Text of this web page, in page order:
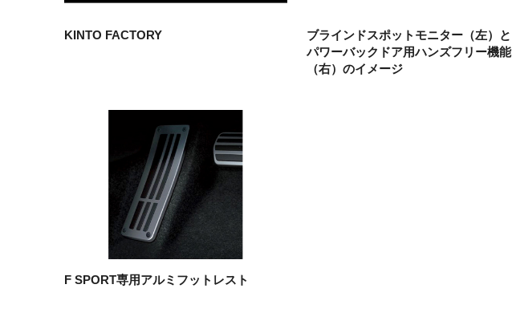
KINTO FACTORY
ブラインドスポットモニター（左）と
パワーバックドア用ハンズフリー機能
（右）のイメージ
F SPORT専用アルミフットレスト